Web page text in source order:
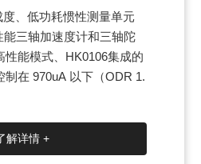
、低功耗惯性测量单元
能三轴加速度计和三轴陀
性能模式、HK0106集成的
制在 970uA 以下（ODR 1.
解详情 +